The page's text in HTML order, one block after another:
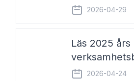
Svenska
framstående
sakprosa som i år
2026-04-29
Läs 2025 års
2026-04-24